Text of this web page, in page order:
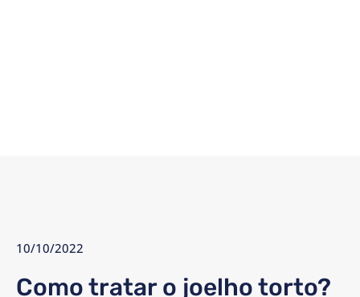
10/10/2022
Como tratar o joelho torto?